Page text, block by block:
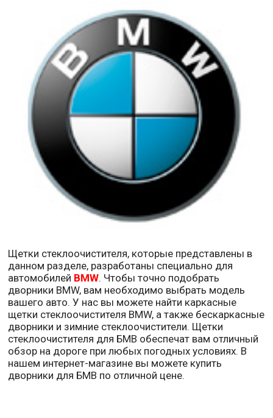
Щетки стеклоочистителя, которые представлены в
данном разделе, разработаны специально для
автомобилей BMW. Чтобы точно подобрать
дворники BMW, вам необходимо выбрать модель
вашего авто. У нас вы можете найти каркасные
щетки стеклоочистителя BMW, а также бескаркасные
дворники и зимние стеклоочистители. Щетки
стеклоочистителя для БМВ обеспечат вам отличный
обзор на дороге при любых погодных условиях. В
нашем интернет-магазине вы можете купить
дворники для БМВ по отличной цене.